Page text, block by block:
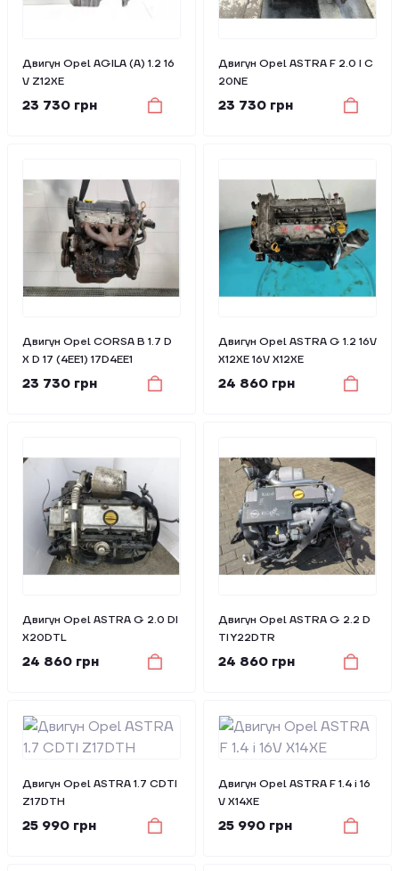
Двигун Opel AGILA (A) 1.2 16
V Z12XE
23 730 грн
Двигун Opel ASTRA F 2.0 I C
20NE
23 730 грн
Двигун Opel CORSA B 1.7 D
X D 17 (4EE1) 17D4EE1
23 730 грн
Двигун Opel ASTRA G 1.2 16V
X12XE 16V X12XE
24 860 грн
Двигун Opel ASTRA G 2.0 DI
X20DTL
24 860 грн
Двигун Opel ASTRA G 2.2 D
TI Y22DTR
24 860 грн
Двигун Opel ASTRA 1.7 CDTI
Z17DTH
25 990 грн
Двигун Opel ASTRA F 1.4 i 16
V X14XE
25 990 грн